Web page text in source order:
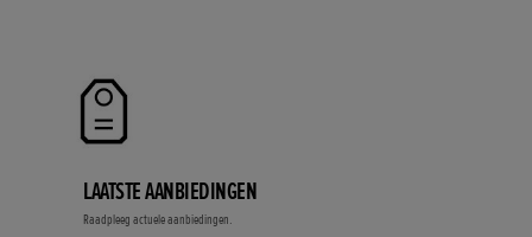
LAATSTE AANBIEDINGEN
Raadpleeg actuele aanbiedingen.